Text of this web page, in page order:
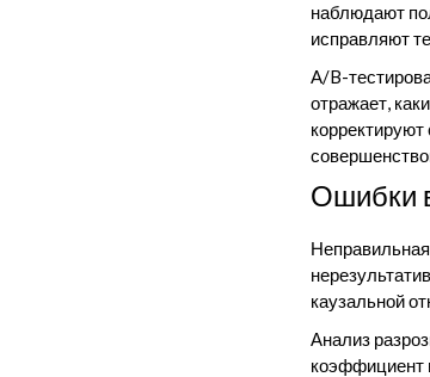
наблюдают
исправляют
A/B-
отражает,
Ошибки
каузальной
Анализ
коэффициент